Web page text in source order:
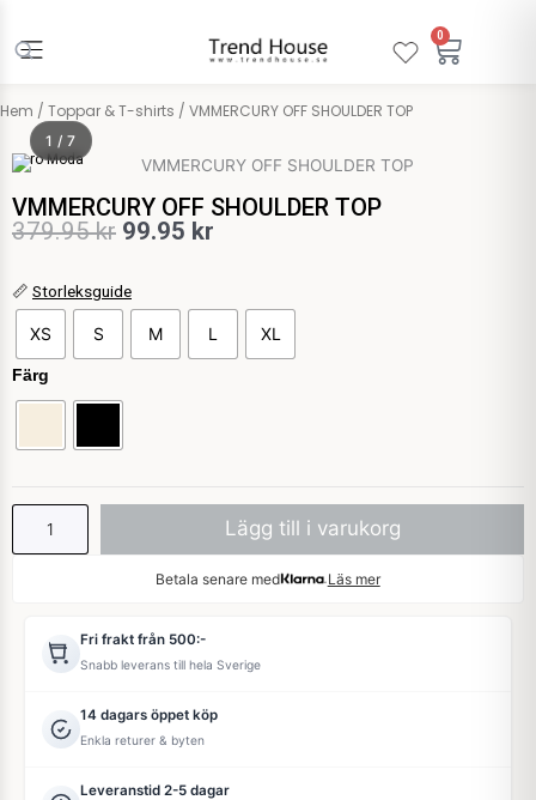
innehåll
0
Hem / Toppar & T-shirts / VMMERCURY OFF SHOULDER TOP
Vero Moda
1 / 7
VMMERCURY OFF SHOULDER TOP
379.95kr Det
priset
var:
99.95 kr
priset
är:
📏 Storleksguide
XS S M L XL
Färg
VMMERCURY
OFF
SHOULDER
TOP
mängd
Lägg till i varukorg
Betala senare med Läs mer
Fri frakt från 500:-
Snabb leverans till hela Sverige
14 dagars öppet köp
Enkla returer & byten
Leveranstid 2-5 dagar